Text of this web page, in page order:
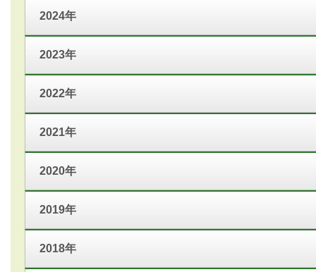
2024年
2023年
2022年
2021年
2020年
2019年
2018年